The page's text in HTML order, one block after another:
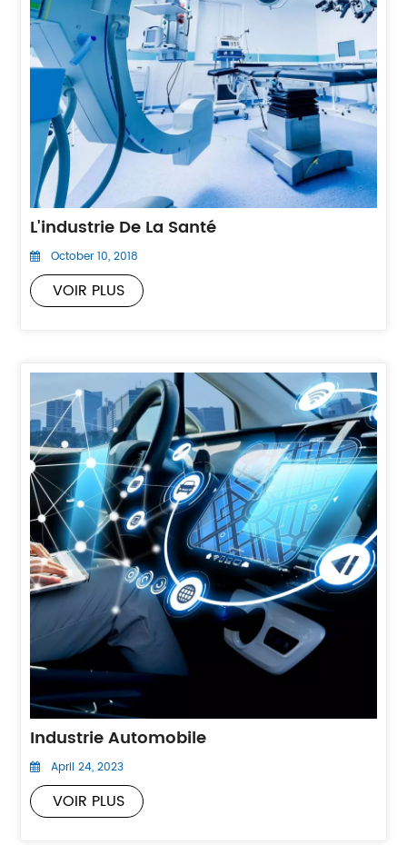
L'industrie De La Santé
October 10, 2018
VOIR PLUS
Industrie Automobile
April 24, 2023
VOIR PLUS